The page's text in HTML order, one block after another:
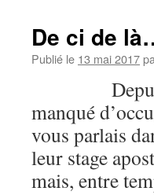
De ci de
Publié le 13 mai 2017
manqué
vous parlais
leur stage
mais, entre